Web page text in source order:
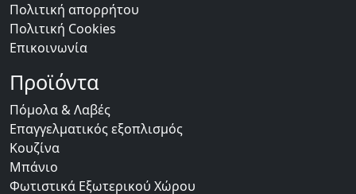
Πολιτική απορρήτου
Πολιτική Cookies
Επικοινωνία
Προϊόντα
Πόμολα & Λαβές
Επαγγελματικός εξοπλισμός
Κουζίνα
Μπάνιο
Φωτιστικά Εξωτερικού Χώρου